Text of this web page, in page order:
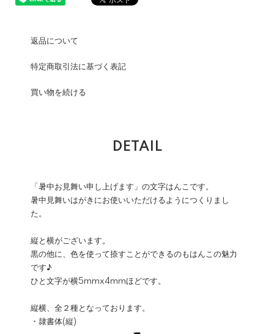
返品について
特定商取引法に基づく表記
買い物を続ける
DETAIL
「暑中お見舞い申し上げます」の文字はんこです。
暑中見舞いはがきにお使いいただけるようにつくりまし
た。
縦と横がございます。
黒の他に、色を使って捺すことができるのもはんこの魅力
です♪
ひと文字が横5mmx4mmほどです。
縦横、全２種となっております。
・隷書体(縦)